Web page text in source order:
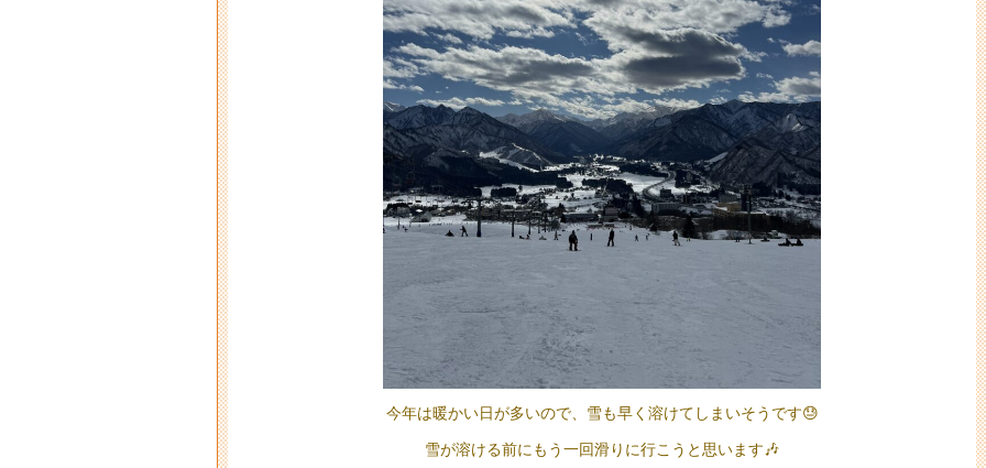
今年は暖かい日が多いので、雪も早く溶けてしまいそうです😓
雪が溶ける前にもう一回滑りに行こうと思います🎶